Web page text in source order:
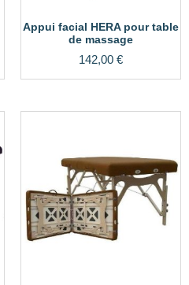
Appui facial HERA pour table
de massage
142,00 €